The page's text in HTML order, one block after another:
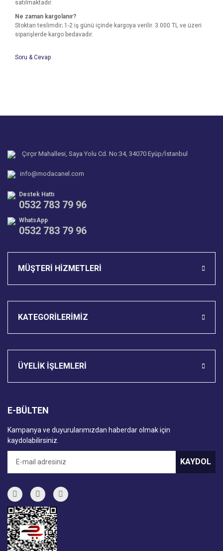
satılmaktadır.
Ne zaman kargolanır?
Stoktan teslimdir; 1-2 iş günü içinde kargoya verilir. 3.000 TL ve üzeri
siparişlerde kargo bedavadır.
Bu ürüne benzer farklı alternatifler olmalı.
Soru & Cevap
Çırçır Mahallesi, Saya Yolu Cd. No:34, 34070 Eyüp/İstanbul
info@modacanel.com
Destek Hattı
0532 783 79 96
WhatsApp
0532 783 79 96
MÜŞTERİ HİZMETLERİ
KATEGORİLERİMİZ
ÜYELİK İŞLEMLERİ
E-BÜLTEN
Kampanya ve duyurularımızdan haberdar olmak için
kaydolabilirsiniz.
KAYDOL